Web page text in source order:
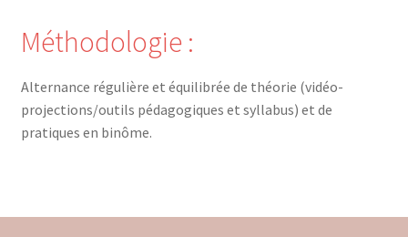
Méthodologie :
Alternance régulière et équilibrée de théorie (vidéo-
projections/outils pédagogiques et syllabus) et de
pratiques en binôme.